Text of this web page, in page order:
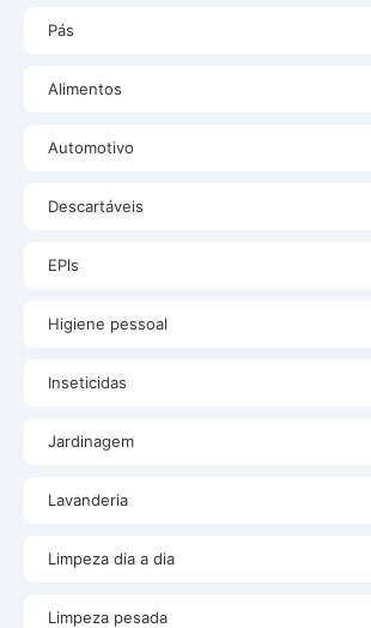
Pás
Alimentos
Automotivo
Descartáveis
EPls
Higiene pessoal
Inseticidas
Jardinagem
Lavanderia
Limpeza dia a dia
Limpeza pesada